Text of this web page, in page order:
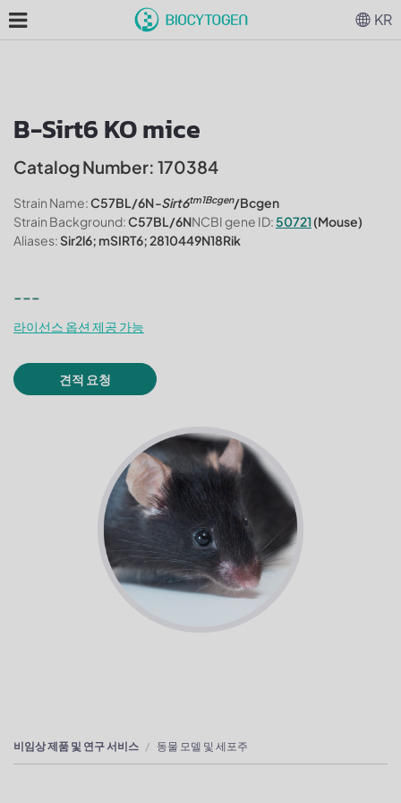
B-Sirt6 KO mice
Catalog Number: 170384
Strain Name:C57BL/6N-Sirt6tm1Bcgen/Bcgen
Strain Background:C57BL/6NNCBI gene ID:50721 (Mouse)
Aliases:Sir2l6; mSIRT6; 2810449N18Rik
---
라이선스 옵션 제공 가능
견적 요청
비임상 제품 및 연구 서비스 동물 모델 및 세포주
KR